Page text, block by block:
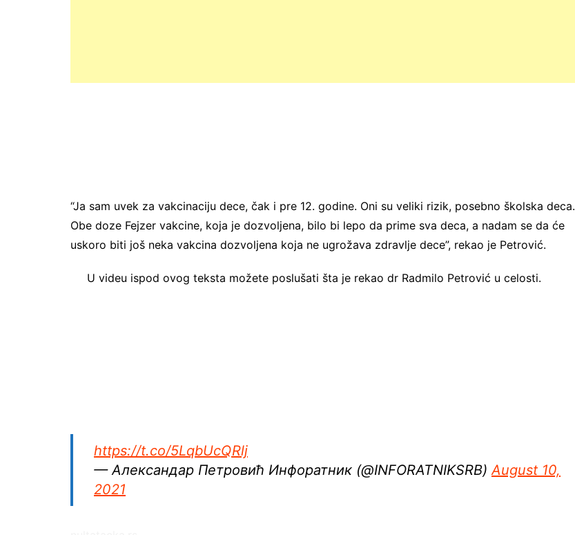
“Ja sam uvek za vakcinaciju dece, čak i pre 12. godine. Oni su veliki rizik, posebno školska deca.
Obe doze Fejzer vakcine, koja je dozvoljena, bilo bi lepo da prime sva deca, a nadam se da će
uskoro biti još neka vakcina dozvoljena koja ne ugrožava zdravlje dece”, rekao je Petrović.
U videu ispod ovog teksta možete poslušati šta je rekao dr Radmilo Petrović u celosti.
https://t.co/5LqbUcQRlj
— Александар Петровић Инфоратник (@INFORATNIKSRB)August 10,
2021